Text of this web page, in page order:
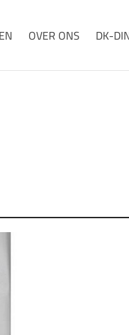
OVER ONS DK-